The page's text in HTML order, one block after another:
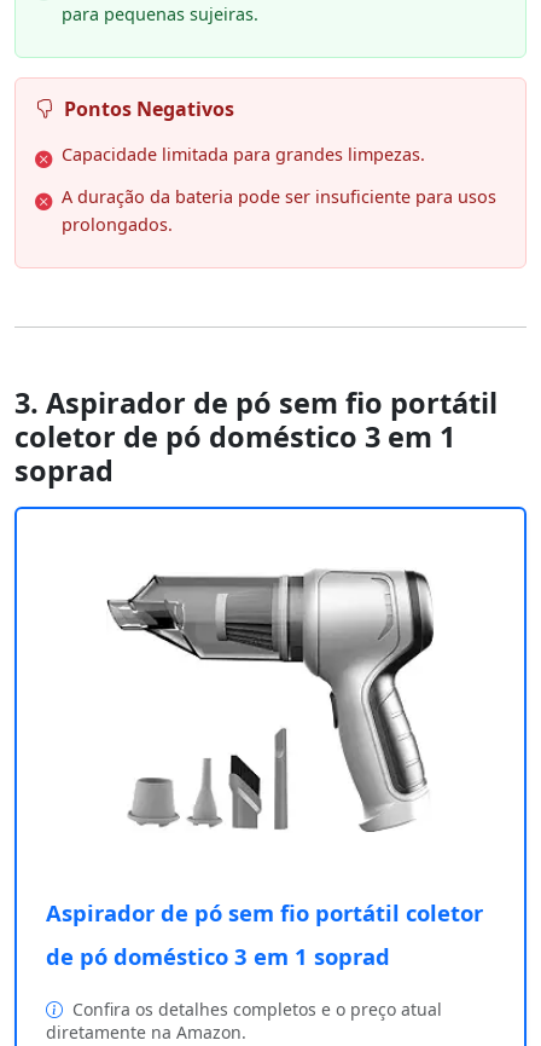
para pequenas sujeiras.
Pontos Negativos
Capacidade limitada para grandes limpezas.
A duração da bateria pode ser insuficiente para usos
prolongados.
3. Aspirador de pó sem fio portátil
coletor de pó doméstico 3 em 1
soprad
Aspirador de pó sem fio portátil coletor
de pó doméstico 3 em 1 soprad
Confira os detalhes completos e o preço atual
diretamente na Amazon.